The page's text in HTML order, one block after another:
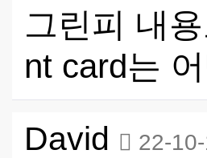
그린피 내
nt card는
David 22-